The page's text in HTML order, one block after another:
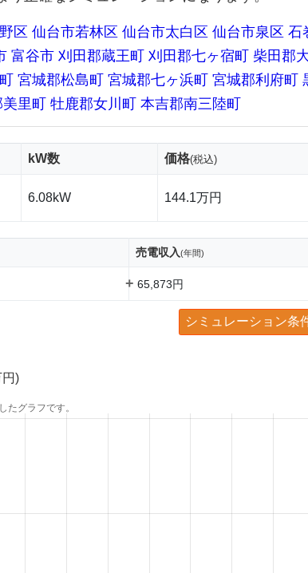
区 仙台市若林区 仙台市太白区 仙台市泉区 石
富谷市 刈田郡蔵王町 刈田郡七ヶ宿町 柴田郡
宮城郡松島町 宮城郡七ヶ浜町 宮城郡利府町
里町 牡鹿郡女川町 本吉郡南三陸町
kW数 価格(税込)
6.08kW 144.1万円
売電収入(年間)
+ 65,873円
シミュレーション条
円)
たグラフです。